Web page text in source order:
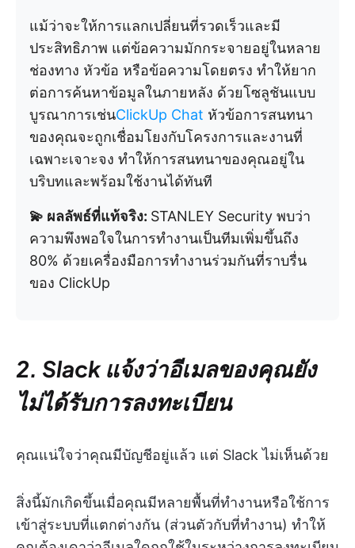
แม้ว่าจะให้การแลกเปลี่ยนที่รวดเร็วและมี
ประสิทธิภาพ แต่ข้อความมักกระจายอยู่ในหลาย
ช่องทาง หัวข้อ หรือข้อความโดยตรง ทำให้ยาก
ต่อการค้นหาข้อมูลในภายหลัง ด้วยโซลูชันแบบ
บูรณาการเช่นClickUp Chat หัวข้อการสนทนา
ของคุณจะถูกเชื่อมโยงกับโครงการและงานที่
เฉพาะเจาะจง ทำให้การสนทนาของคุณอยู่ใน
บริบทและพร้อมใช้งานได้ทันที
💫 ผลลัพธ์ที่แท้จริง: STANLEY Security พบว่า
ความพึงพอใจในการทำงานเป็นทีมเพิ่มขึ้นถึง
80% ด้วยเครื่องมือการทำงานร่วมกันที่ราบรื่น
ของ ClickUp
2. Slack แจ้งว่าอีเมลของคุณยัง
ไม่ได้รับการลงทะเบียน
คุณแน่ใจว่าคุณมีบัญชีอยู่แล้ว แต่ Slack ไม่เห็นด้วย
สิ่งนี้มักเกิดขึ้นเมื่อคุณมีหลายพื้นที่ทำงานหรือใช้การ
เข้าสู่ระบบที่แตกต่างกัน (ส่วนตัวกับที่ทำงาน) ทำให้